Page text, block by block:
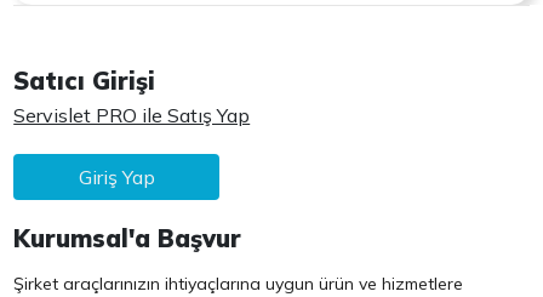
Satıcı Girişi
Servislet PRO ile Satış Yap
Giriş Yap
Kurumsal'a Başvur
Şirket araçlarınızın ihtiyaçlarına uygun ürün ve hizmetlere